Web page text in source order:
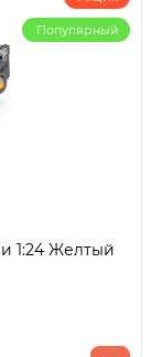
Популярный
1:24 Желтый